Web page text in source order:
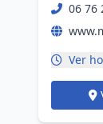
06 76
Ver